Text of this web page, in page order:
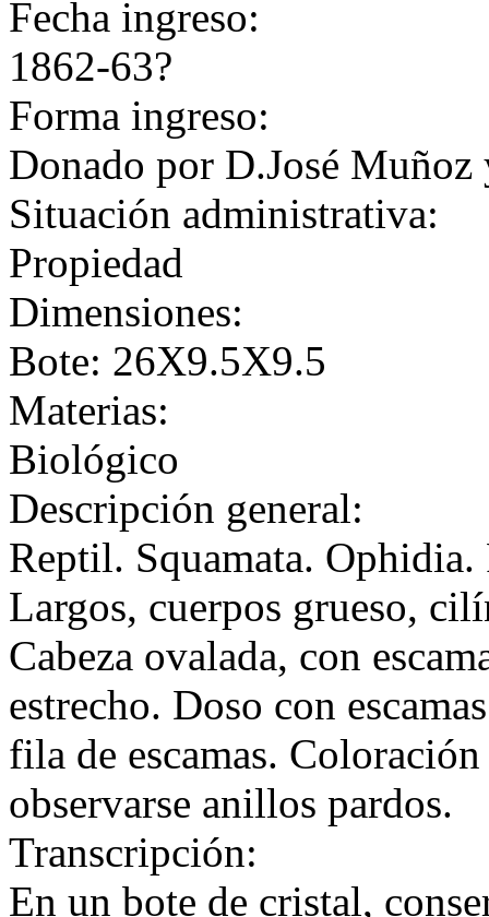
Fecha ingreso:
1862-63?
Forma ingreso:
Donado por D.José
Situación administrativa:
Propiedad
Dimensiones:
Bote: 26X9.5X9.5
Materias:
Biológico
Descripción general:
Reptil. Squamata.
Largos, cuerpos grueso,
Cabeza ovalada, con
estrecho. Doso con
fila de escamas.
observarse anillos pardos.
Transcripción:
En un bote de cristal,